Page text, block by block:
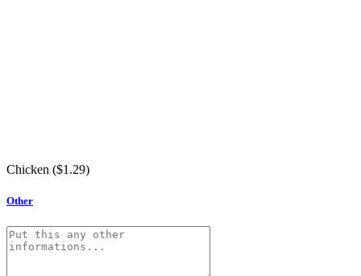
Chicken ($1.29)
Other